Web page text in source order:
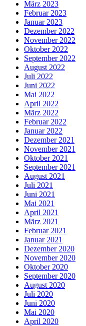
März 2023
Februar 2023
Januar 2023
Dezember 2022
November 2022
Oktober 2022
September 2022
August 2022
Juli 2022
Juni 2022
Mai 2022
April 2022
März 2022
Februar 2022
Januar 2022
Dezember 2021
November 2021
Oktober 2021
September 2021
August 2021
Juli 2021
Juni 2021
Mai 2021
April 2021
März 2021
Februar 2021
Januar 2021
Dezember 2020
November 2020
Oktober 2020
September 2020
August 2020
Juli 2020
Juni 2020
Mai 2020
April 2020